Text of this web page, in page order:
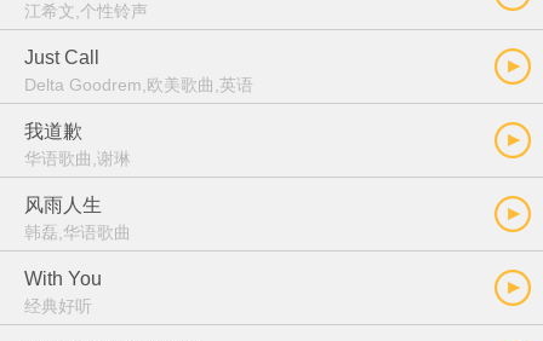
江希文,个性铃声
Just Call
Delta Goodrem,欧美歌曲,英语
我道歉
华语歌曲,谢琳
风雨人生
韩磊,华语歌曲
With You
经典好听